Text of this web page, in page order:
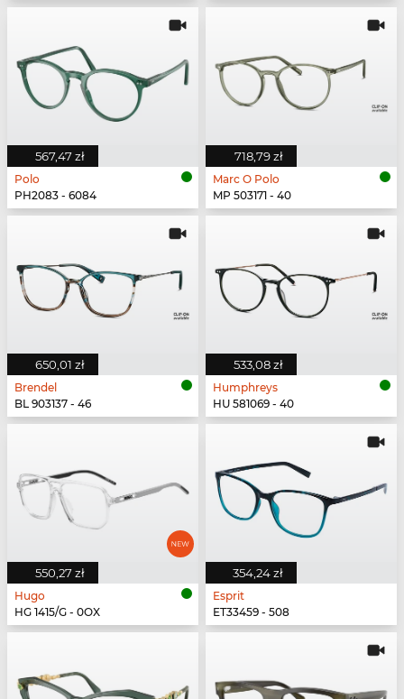
567,47 zł
Polo
PH2083 - 6084
718,79 zł
Marc O Polo
MP 503171 - 40
650,01 zł
Brendel
BL 903137 - 46
533,08 zł
Humphreys
HU 581069 - 40
550,27 zł
Hugo
HG 1415/G - 0OX
354,24 zł
Esprit
ET33459 - 508